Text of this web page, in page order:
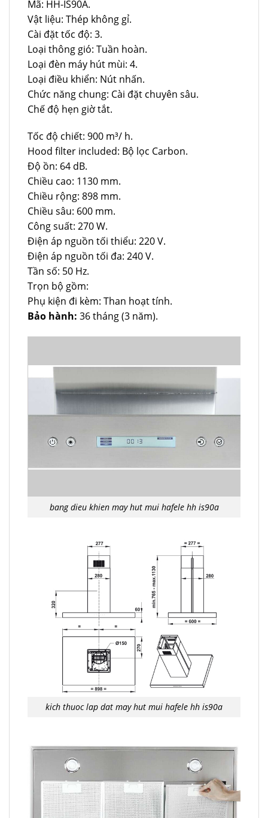
Mã: HH-IS90A.
Vật liệu: Thép không gỉ.
Cài đặt tốc độ: 3.
Loại thông gió: Tuần hoàn.
Loại đèn máy hút mùi: 4.
Loại điều khiển: Nút nhấn.
Chức năng chung: Cài đặt chuyên sâu.
Chế độ hẹn giờ tắt.
Tốc độ chiết: 900 m³/ h.
Hood filter included: Bộ lọc Carbon.
Độ ồn: 64 dB.
Chiều cao: 1130 mm.
Chiều rộng: 898 mm.
Chiều sâu: 600 mm.
Công suất: 270 W.
Điện áp nguồn tối thiểu: 220 V.
Điện áp nguồn tối đa: 240 V.
Tần số: 50 Hz.
Trọn bộ gồm:
Phụ kiện đi kèm: Than hoạt tính.
Bảo hành: 36 tháng (3 năm).
bang dieu khien may hut mui hafele hh is90a
kich thuoc lap dat may hut mui hafele hh is90a